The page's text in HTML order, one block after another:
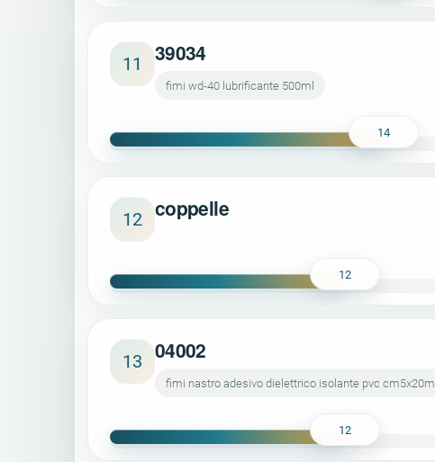
11 39034
fimi wd-40 lubrificante 500ml
14
12 coppelle
12
13 04002
fimi nastro adesivo dielettrico isolante pvc cm5x20m
12